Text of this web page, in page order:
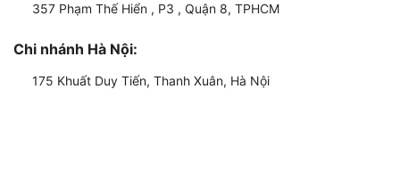
357 Phạm Thế Hiển , P3 , Quận 8, TPHCM
Chi nhánh Hà Nội:
175 Khuất Duy Tiến, Thanh Xuân, Hà Nội